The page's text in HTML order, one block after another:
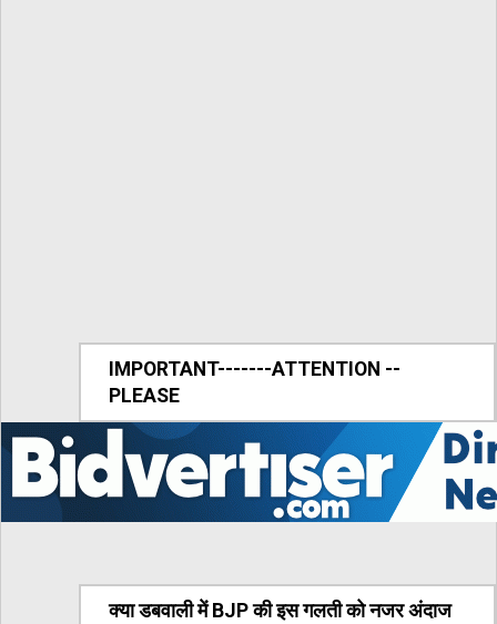
IMPORTANT-------ATTENTION --
PLEASE
क्या डबवाली में BJP की इस गलती को नजर अंदाज